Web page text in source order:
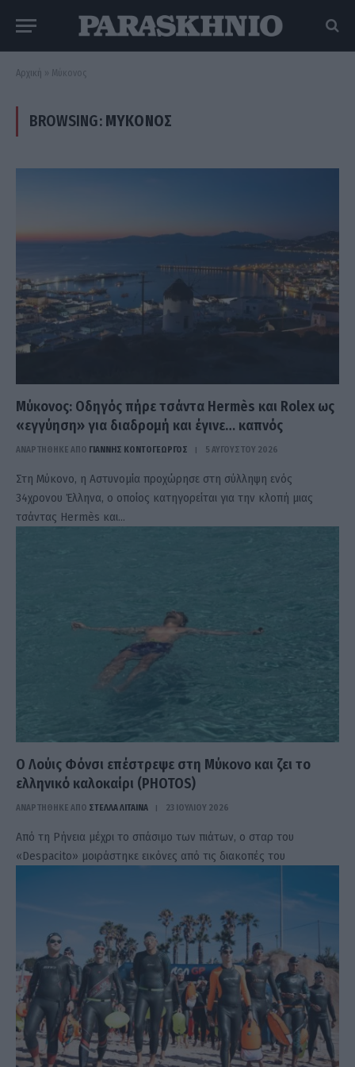
Αρχική » Μύκονος
BROWSING: ΜΎΚΟΝΟΣ
Μύκονος: Οδηγός πήρε τσάντα Hermès και Rolex ως
«εγγύηση» για διαδρομή και έγινε… καπνός
ΑΝΑΡΤΗΘΗΚΕ ΑΠΟ ΓΙΆΝΝΗΣ ΚΟΝΤΟΓΕΏΡΓΟΣ 5 ΑΥΓΟΎΣΤΟΥ 2026
Στη Μύκονο, η Αστυνομία προχώρησε στη σύλληψη ενός
34χρονου Έλληνα, ο οποίος κατηγορείται για την κλοπή μιας
τσάντας Hermès και…
Ο Λούις Φόνσι επέστρεψε στη Μύκονο και ζει το
ελληνικό καλοκαίρι (PHOTOS)
ΑΝΑΡΤΗΘΗΚΕ ΑΠΟ ΣΤΈΛΛΑ ΛΊΤΑΙΝΑ 23 ΙΟΥΛΊΟΥ 2026
Από τη Ρήνεια μέχρι το σπάσιμο των πιάτων, ο σταρ του
«Despacito» μοιράστηκε εικόνες από τις διακοπές του